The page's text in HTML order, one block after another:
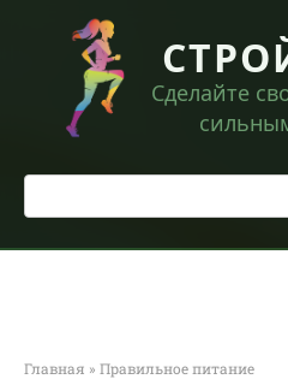
контенту
Сделайте
Поиск:
Главная » Правильное питание